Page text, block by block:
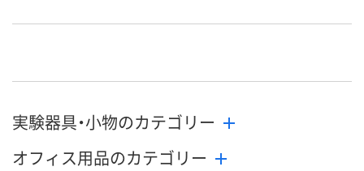
号
お届け日 8月26日（水）まで 8月21日（金）まで 9月2日（水）
数量
カゴへ
数量
カゴへ
実験器具・小物のカテゴリー
オフィス用品のカテゴリー